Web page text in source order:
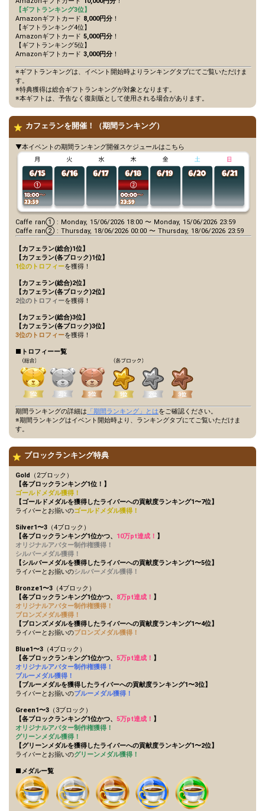
【ギフトランキング3位】
Amazonギフトカード 8,000円分 ！
【ギフトランキング4位】
Amazonギフトカード 5,000円分 ！
【ギフトランキング5位】
Amazonギフトカード 3,000円分 ！
※ギフトランキングは、イベント開始時よりランキングタブにてご覧いただけま
す。
※特典獲得は総合ギフトランキングが対象となります。
※本ギフトは、予告なく復刻版として使用される場合があります。
カフェランを開催！（期間ランキング）
▼本イベントの期間ランキング開催スケジュールはこちら
Caffe ran① : Monday, 15/06/2026 18:00 〜 Monday, 15/06/2026 23:59
Caffe ran② : Thursday, 18/06/2026 00:00 〜 Thursday, 18/06/2026 23:59
【カフェラン(総合)1位】
【カフェラン(各ブロック)1位】
1位のトロフィーを獲得！
【カフェラン(総合)2位】
【カフェラン(各ブロック)2位】
2位のトロフィーを獲得！
【カフェラン(総合)3位】
【カフェラン(各ブロック)3位】
3位のトロフィーを獲得！
■トロフィーー覧
期間ランキングの詳細は 「期間ランキング」とはをご確認ください。
※期間ランキングはイベント開始時より、ランキングタブにてご覧いただけま
す。
ブロックランキング特典
Gold
（2ブロック）
【各ブロックランキング1位！】
ゴールドメダル獲得！
【ゴールドメダルを獲得したライバーへの貢献度ランキング1〜7位】
ライバーとお揃いのゴールドメダル獲得！
Silver1〜3 （4ブロック）
【各ブロックランキング1位かつ、 10万pt達成！ 】
オリジナルアバター制作権獲得！
シルバーメダル獲得！
【シルバーメダルを獲得したライバーへの貢献度ランキング1〜5位】
ライバーとお揃いのシルバーメダル獲得！
Bronze1〜3 （4ブロック）
【各ブロックランキング1位かつ、 8万pt達成！ 】
オリジナルアバター制作権獲得！
ブロンズメダル獲得！
【ブロンズメダルを獲得したライバーへの貢献度ランキング1〜4位】
ライバーとお揃いのブロンズメダル獲得！
Blue1〜3 （4ブロック）
【各ブロックランキング1位かつ、 5万pt達成！ 】
オリジナルアバター制作権獲得！
ブルーメダル獲得！
【ブルーメダルを獲得したライバーへの貢献度ランキング1〜3位】
ライバーとお揃いのブルーメダル獲得！
Green1〜3 （3ブロック）
【各ブロックランキング1位かつ、 5万pt達成！ 】
オリジナルアバター制作権獲得！
グリーンメダル獲得！
【グリーンメダルを獲得したライバーへの貢献度ランキング1〜2位】
ライバーとお揃いのグリーンメダル獲得！
■メダルー覧